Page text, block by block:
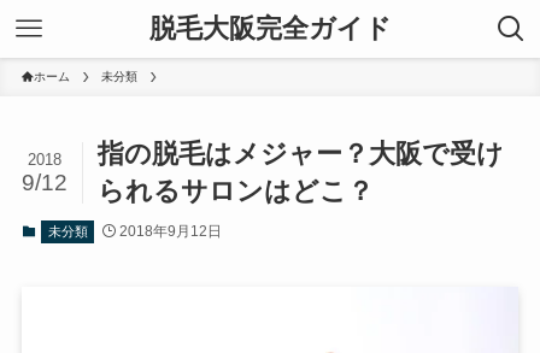
脱毛大阪完全ガイド
ホーム 未分類
指の脱毛はメジャー？大阪で受け
られるサロンはどこ？
2018
9/12
未分類 2018年9月12日